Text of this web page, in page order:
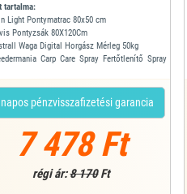
tartalma:
Light Pontymatrac 80x50 cm
Pontyzsák 80X120Cm
Waga Digital Horgász Mérleg 50kg
Carp Care Spray Fertőtlenítő Spray
pénzvisszafizetési garancia
7 478 Ft
régi ár:8 170Ft